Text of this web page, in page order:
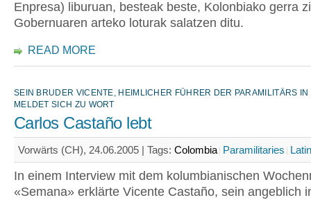
Enpresa) liburuan, besteak beste, Kolonbiako gerra
Gobernuaren arteko loturak salatzen ditu.
READ MORE
SEIN BRUDER VICENTE, HEIMLICHER FÜHRER DER PARAMILITÄRS IN
MELDET SICH ZU WORT
Carlos Castaño lebt
Vorwärts (CH), 24.06.2005 | Tags: Colombia Paramilitaries
In einem Interview mit dem kolumbianischen
«Semana» erklärte Vicente Castaño, sein angeblich